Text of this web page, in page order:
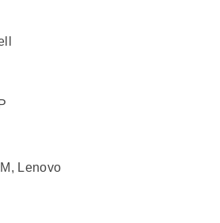
Lenovo